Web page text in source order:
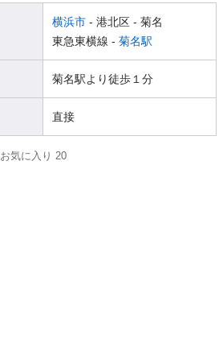
横浜市 - 港北区 - 菊名
東急東横線 - 菊名駅
菊名駅より徒歩１分
直接
お気に入り 20